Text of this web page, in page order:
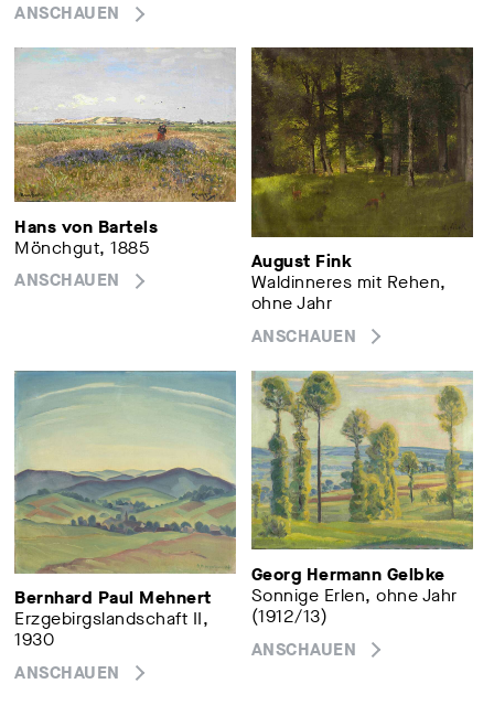
ANSCHAUEN
Hans von Bartels
Mönchgut, 1885
ANSCHAUEN
August Fink
Waldinneres mit Rehen,
ohne Jahr
ANSCHAUEN
Bernhard Paul Mehnert
Erzgebirgslandschaft II,
1930
ANSCHAUEN
Georg Hermann Gelbke
Sonnige Erlen, ohne Jahr
(1912/13)
ANSCHAUEN